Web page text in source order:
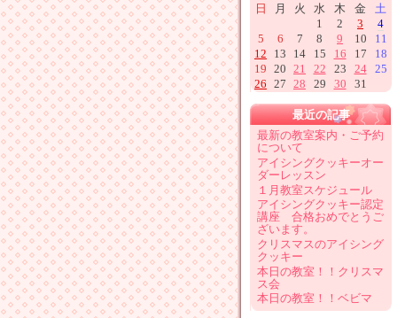
日 月 火 水 木 金
土
1
2 3
4
5
6 7 8 9 10
11
12
13 14 15 16 17
18
19 20 21 22 23 24
25
26 27 28 29 30 31
最近の記事
最新の教室案内・ご予約
について
アイシングクッキーオー
ダーレッスン
１月教室スケジュール
アイシングクッキー認定
講座 合格おめでとうご
ざいます。
クリスマスのアイシング
クッキー
本日の教室！！クリスマ
ス会
本日の教室！！ベビマ